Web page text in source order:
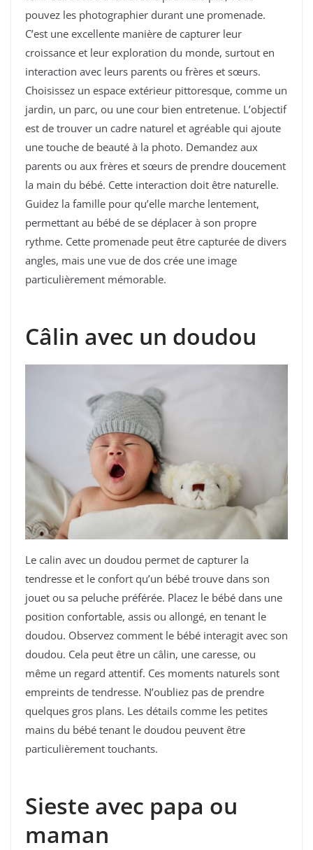
pouvez les photographier durant une promenade.
C’est une excellente manière de capturer leur
croissance et leur exploration du monde, surtout en
interaction avec leurs parents ou frères et sœurs.
Choisissez un espace extérieur pittoresque, comme un
jardin, un parc, ou une cour bien entretenue. L’objectif
est de trouver un cadre naturel et agréable qui ajoute
une touche de beauté à la photo. Demandez aux
parents ou aux frères et sœurs de prendre doucement
la main du bébé. Cette interaction doit être naturelle.
Guidez la famille pour qu’elle marche lentement,
permettant au bébé de se déplacer à son propre
rythme. Cette promenade peut être capturée de divers
angles, mais une vue de dos crée une image
particulièrement mémorable.
Câlin avec un doudou
Le calin avec un doudou permet de capturer la
tendresse et le confort qu’un bébé trouve dans son
jouet ou sa peluche préférée. Placez le bébé dans une
position confortable, assis ou allongé, en tenant le
doudou. Observez comment le bébé interagit avec son
doudou. Cela peut être un câlin, une caresse, ou
même un regard attentif. Ces moments naturels sont
empreints de tendresse. N’oubliez pas de prendre
quelques gros plans. Les détails comme les petites
mains du bébé tenant le doudou peuvent être
particulièrement touchants.
Sieste avec papa ou
maman